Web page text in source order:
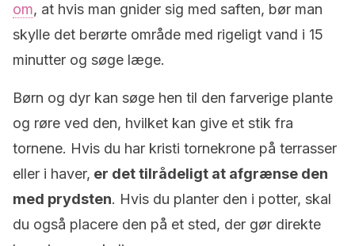
om, at hvis man gnider sig med saften, bør man
skylle det berørte område med rigeligt vand i 15
minutter og søge læge.
Børn og dyr kan søge hen til den farverige plante
og røre ved den, hvilket kan give et stik fra
tornene. Hvis du har kristi tornekrone på terrasser
eller i haver, er det tilrådeligt at afgrænse den
med prydsten. Hvis du planter den i potter, skal
du også placere den på et sted, der gør direkte